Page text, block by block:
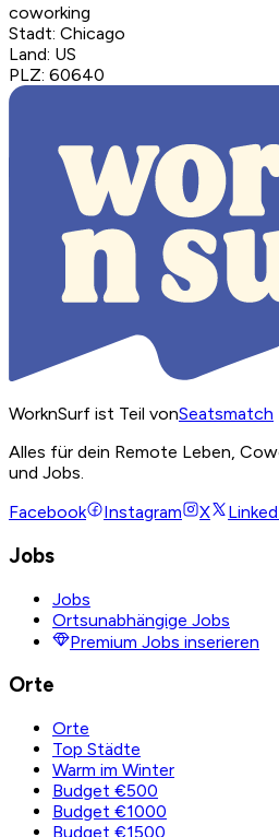
coworking
Stadt: Chicago
Land: US
PLZ: 60640
WorknSurf ist Teil vonSeatsmatch
Alles für dein Remote Leben,
und Jobs.
Facebook
Instagram X
Jobs
Jobs
Ortsunabhängige Jobs
Premium Jobs inserieren
Orte
Orte
Top Städte
Warm im Winter
Budget €500
Budget €1000
Budget €1500